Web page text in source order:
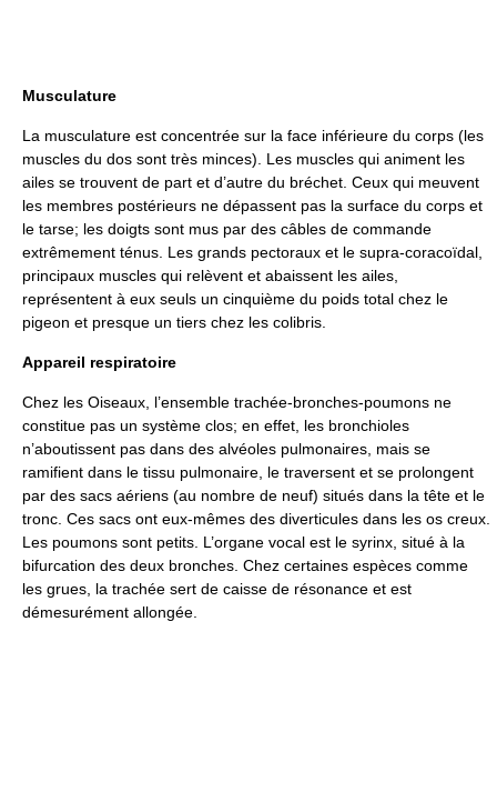
Musculature
La musculature est concentrée sur la face inférieure du corps (les
muscles du dos sont très minces). Les muscles qui animent les
ailes se trouvent de part et d’autre du bréchet. Ceux qui meuvent
les membres postérieurs ne dépassent pas la surface du corps et
le tarse; les doigts sont mus par des câbles de commande
extrêmement ténus. Les grands pectoraux et le supra-coracoïdal,
principaux muscles qui relèvent et abaissent les ailes,
représentent à eux seuls un cinquième du poids total chez le
pigeon et presque un tiers chez les colibris.
Appareil respiratoire
Chez les Oiseaux, l’ensemble trachée-bronches-poumons ne
constitue pas un système clos; en effet, les bronchioles
n’aboutissent pas dans des alvéoles pulmonaires, mais se
ramifient dans le tissu pulmonaire, le traversent et se prolongent
par des sacs aériens (au nombre de neuf) situés dans la tête et le
tronc. Ces sacs ont eux-mêmes des diverticules dans les os creux.
Les poumons sont petits. L’organe vocal est le syrinx, situé à la
bifurcation des deux bronches. Chez certaines espèces comme
les grues, la trachée sert de caisse de résonance et est
démesurément allongée.